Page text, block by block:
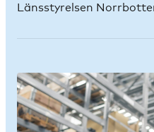
Länsstyrelsen